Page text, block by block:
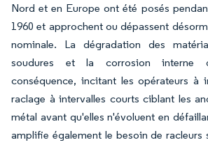
Nord et en Europe ont été posés
1960 et approchent ou dépassent
nominale. La dégradation des
soudures et la corrosion interne
conséquence, incitant les opérateurs à
raclage à intervalles courts ciblant les
métal avant qu'elles n'évoluent en
amplifie également le besoin de racleurs